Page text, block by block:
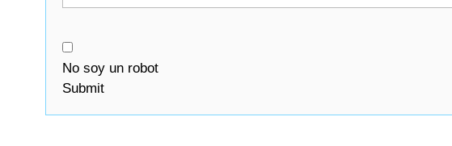
No soy un robot
Submit